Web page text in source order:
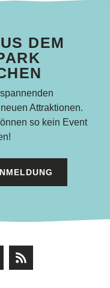
DEM
Attraktionen.
so kein Event